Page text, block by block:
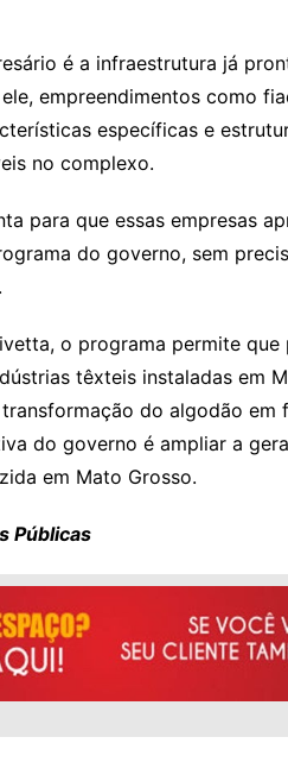
é a infraestrutura já
empreendimentos como
específicas e
no complexo.
para que essas empresas
do governo, sem
o programa permite
têxteis instaladas em
do algodão em
do governo é ampliar a
em Mato Grosso.
Públicas